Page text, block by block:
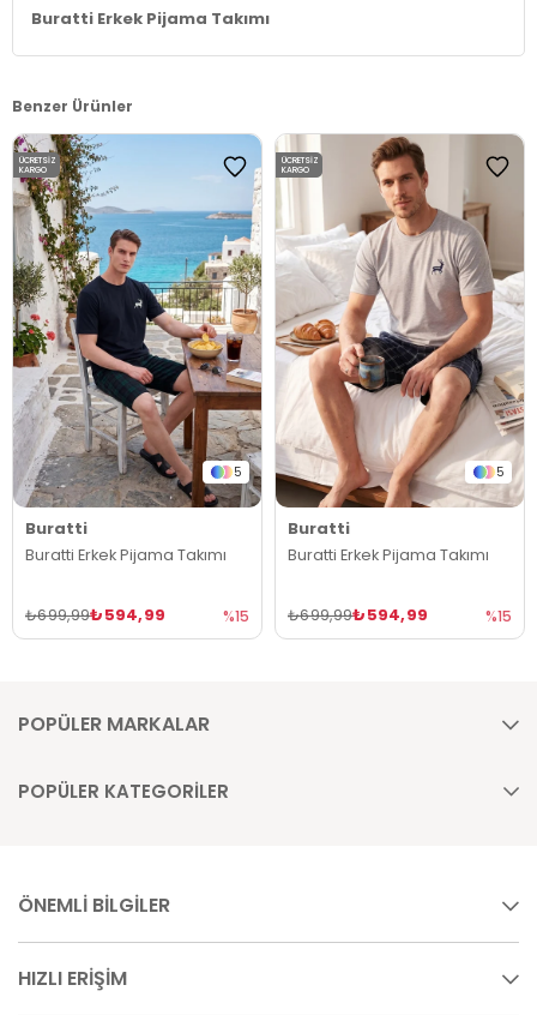
Buratti Erkek Pijama Takımı
Benzer Ürünler
5
Buratti
Buratti Erkek Pijama Takımı
₺594,99
₺699,99 %15
ÜCRETSIZ
KARGO
5
Buratti
Buratti Erkek Pijama Takımı
₺594,99
₺699,99 %15
ÜCRETSIZ
KARGO
POPÜLER MARKALAR
POPÜLER KATEGORİLER
ÖNEMLİ BİLGİLER
HIZLI ERİŞİM